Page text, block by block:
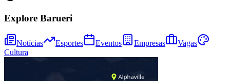
Explore Barueri
Notícias Esportes Eventos Empresas
Vagas
Cultura